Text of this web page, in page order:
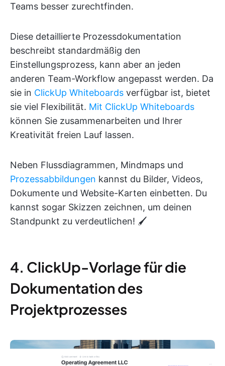
Teams besser zurechtfinden.
Diese detaillierte Prozessdokumentation
beschreibt standardmäßig den
Einstellungsprozess, kann aber an jeden
anderen Team-Workflow angepasst werden. Da
sie in ClickUp Whiteboards verfügbar ist, bietet
sie viel Flexibilität. Mit ClickUp Whiteboards
können Sie zusammenarbeiten und Ihrer
Kreativität freien Lauf lassen.
Neben Flussdiagrammen, Mindmaps und
Prozessabbildungen kannst du Bilder, Videos,
Dokumente und Website-Karten einbetten. Du
kannst sogar Skizzen zeichnen, um deinen
Standpunkt zu verdeutlichen! 🖌️
4. ClickUp-Vorlage für die
Dokumentation des
Projektprozesses